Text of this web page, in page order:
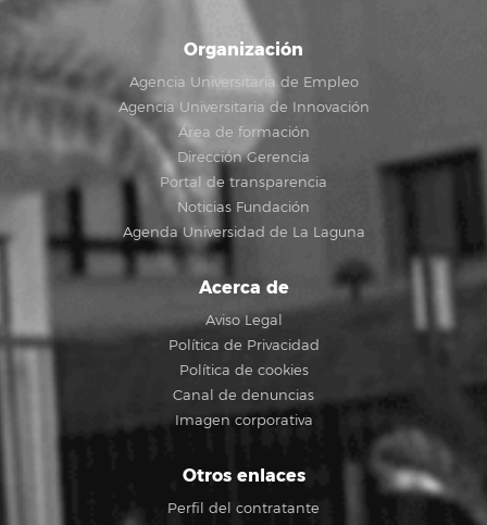
Organización
Agencia Universitaria de Empleo
Agencia Universitaria de Innovación
Área de formación
Dirección Gerencia
Portal de transparencia
Noticias Fundación
Agenda Universidad de La Laguna
Acerca de
Aviso Legal
Política de Privacidad
Política de cookies
Canal de denuncias
Imagen corporativa
Otros enlaces
Perfil del contratante